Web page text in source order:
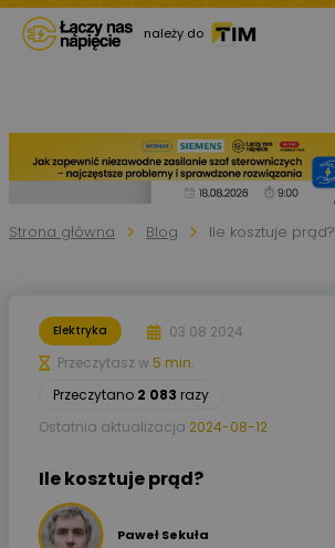
należy do
Strona główna Blog Ile kosztuje prąd?
Elektryka
03.08.2024
Przeczytasz w 5 min.
Przeczytano 2 083 razy
Ostatnia aktualizacja 2024-08-12
Ile kosztuje prąd?
Paweł Sekuła